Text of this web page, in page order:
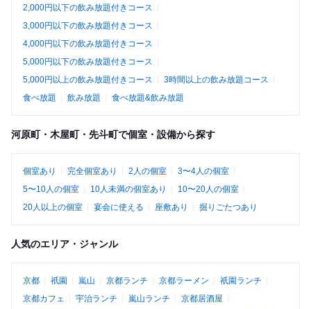
2,000円以下の飲み放題付きコース
3,000円以下の飲み放題付きコース
4,000円以下の飲み放題付きコース
5,000円以下の飲み放題付きコース
5,000円以上の飲み放題付きコース
3時間以上の飲み放題コース
食べ放題
飲み放題 食べ放題&飲み放題
河原町・木屋町・先斗町で個室・設備から探す
個室あり 完全個室あり 2人の個室
3〜4人の個室
5〜10人の個室
10人未満の個室あり
10〜20人の個室
20人以上の個室
宴会に使える 座敷あり 掘りごたつあり
人気のエリア・ジャンル
京都 祇園 嵐山 京都ランチ 京都ラーメン
祇園ランチ
京都カフェ
宇治ランチ 嵐山ランチ
京都居酒屋